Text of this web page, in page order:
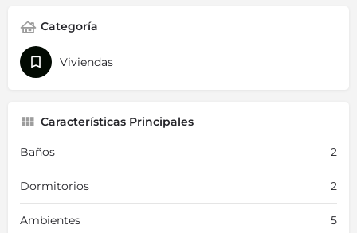
Categoría
Viviendas
Características Principales
Baños 2
Dormitorios 2
Ambientes 5